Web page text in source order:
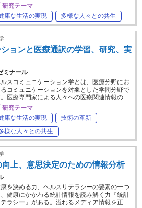
研究テーマ
康な生活の実現
多様な人々との共生
ョンと医療通訳の学習、研究、実
ミナール
スコミュニケーション学とは、医療分野にお
コミュニケーションを対象とした学問分野で
医療専門家による人々への医療関連情報の…
研究テーマ
康な生活の実現
技術の革新
様な人々との共生
向上、意思決定のための情報分析
を決める力、ヘルスリテラシーの要素の一つ
健康にかかわる統計情報を読み解く力『統計
テラシー』がある。溢れるメディア情報を正…